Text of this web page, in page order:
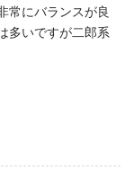
常にバランスが良
多いですが二郎系